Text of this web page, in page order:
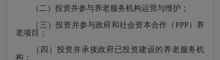
（二）投资并参与养老服务机构运营与维护；
（三）投资并参与政府和社会资本合作（PPP）养
老项目；
（四）投资并承接政府已投资建设的养老服务机
构；